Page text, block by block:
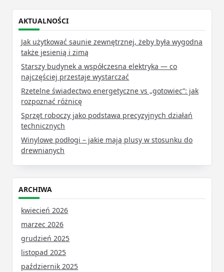
AKTUALNOŚCI
Jak użytkować saunie zewnętrznej, żeby była wygodna
także jesienią i zimą
Starszy budynek a współczesna elektryka — co
najczęściej przestaje wystarczać
Rzetelne świadectwo energetyczne vs „gotowiec”: jak
rozpoznać różnicę
Sprzęt roboczy jako podstawa precyzyjnych działań
technicznych
Winylowe podłogi – jakie mają plusy w stosunku do
drewnianych
ARCHIWA
kwiecień 2026
marzec 2026
grudzień 2025
listopad 2025
październik 2025